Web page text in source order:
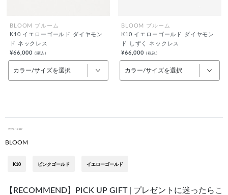
BLOOM ブルーム
K10 イエローゴールド ダイヤモン
ド ネックレス
¥66,000 (税込)
カラー/サイズを選択
BLOOM ブルーム
K10 イエローゴールド ダイヤモン
ド しずく ネックレス
¥66,000 (税込)
カラー/サイズを選択
2022.12.02
BLOOM
K10 ピンクゴールド イエローゴールド
【RECOMMEND】PICK UP GIFT | プレゼントに迷ったらこ